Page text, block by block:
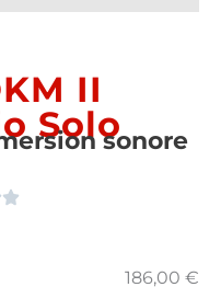
II
Solosonore
186,00 €